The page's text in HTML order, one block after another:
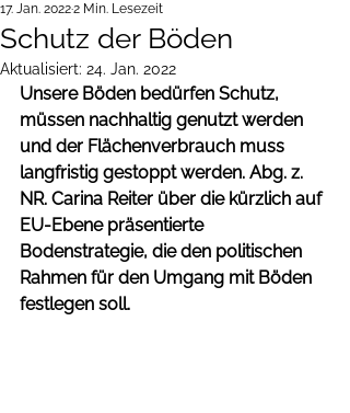
Schutz der Böden
17. Jan. 20222 Min. Lesezeit
Aktualisiert: 24. Jan. 2022
Unsere Böden bedürfen Schutz,
müssen nachhaltig genutzt werden
und der Flächenverbrauch muss
langfristig gestoppt werden. Abg. z.
NR. Carina Reiter über die kürzlich auf
EU-Ebene präsentierte
Bodenstrategie, die den politischen
Rahmen für den Umgang mit Böden
festlegen soll.